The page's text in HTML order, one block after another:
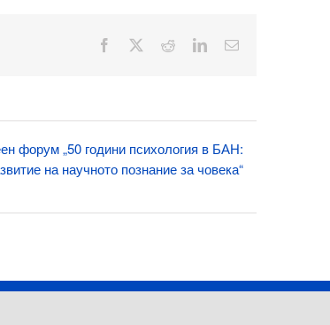
Facebook RedditLinkedInЕлектронна
форум „50 години психология в БАН:
на научното познание за човека“